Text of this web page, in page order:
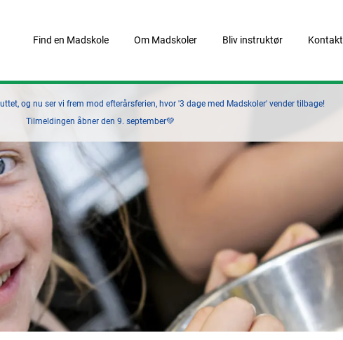
Find en Madskole Om Madskoler Bliv instruktør Kontakt
og nu ser vi frem mod efterårsferien, hvor '3 dage med Madskoler' vender tilbage!
Tilmeldingen åbner den 9. september💚